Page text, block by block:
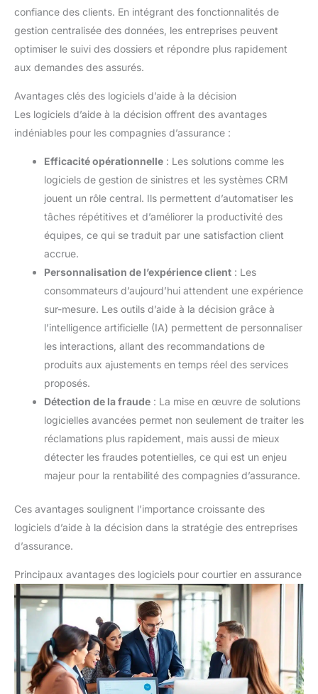
confiance des clients. En intégrant des fonctionnalités de
gestion centralisée des données, les entreprises peuvent
optimiser le suivi des dossiers et répondre plus rapidement
aux demandes des assurés.
Avantages clés des logiciels d’aide à la décision
Les logiciels d’aide à la décision offrent des avantages
indéniables pour les compagnies d’assurance :
Efficacité opérationnelle : Les solutions comme les
logiciels de gestion de sinistres et les systèmes CRM
jouent un rôle central. Ils permettent d’automatiser les
tâches répétitives et d’améliorer la productivité des
équipes, ce qui se traduit par une satisfaction client
accrue.
Personnalisation de l’expérience client : Les
consommateurs d’aujourd’hui attendent une expérience
sur-mesure. Les outils d’aide à la décision grâce à
l’intelligence artificielle (IA) permettent de personnaliser
les interactions, allant des recommandations de
produits aux ajustements en temps réel des services
proposés.
Détection de la fraude : La mise en œuvre de solutions
logicielles avancées permet non seulement de traiter les
réclamations plus rapidement, mais aussi de mieux
détecter les fraudes potentielles, ce qui est un enjeu
majeur pour la rentabilité des compagnies d’assurance.
Ces avantages soulignent l’importance croissante des
logiciels d’aide à la décision dans la stratégie des entreprises
d’assurance.
Principaux avantages des logiciels pour courtier en assurance